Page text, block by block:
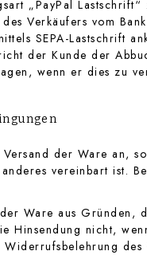
„PayPal
Verkäufers vom
SEPA-Lastschrift
der Kunde der
wenn er dies zu
der Ware an,
vereinbart ist.
Ware aus Gründen,
Hinsendung nicht,